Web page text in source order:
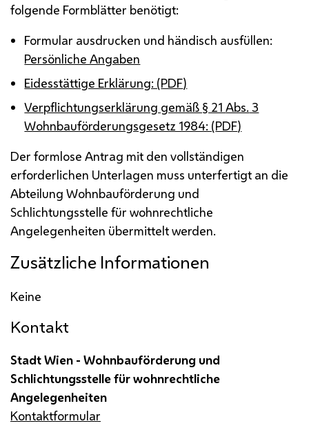
folgende Formblätter benötigt:
Formular ausdrucken und händisch ausfüllen:
Persönliche Angaben
Eidesstättige Erklärung: (PDF)
Verpflichtungserklärung gemäß § 21Abs. 3
Wohnbauförderungsgesetz 1984: (PDF)
Der formlose Antrag mit den vollständigen
erforderlichen Unterlagen muss unterfertigt an die
Abteilung Wohnbauförderung und
Schlichtungsstelle für wohnrechtliche
Angelegenheiten übermittelt werden.
Zusätzliche Informationen
Keine
Kontakt
Stadt Wien - Wohnbauförderung und
Schlichtungsstelle für wohnrechtliche
Angelegenheiten
Kontaktformular